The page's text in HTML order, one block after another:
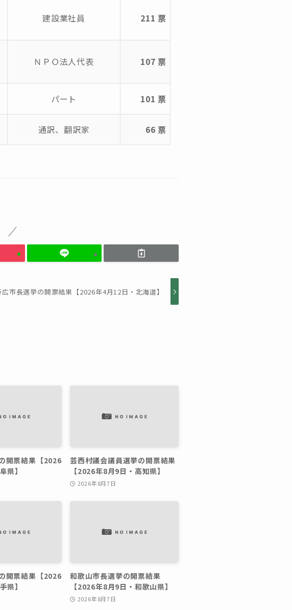
建設業社員 211 票
ＮＰＯ法人代表 107 票
パート 101 票
通訳、翻訳家 66 票
広市長選挙の開票結果【2026年4月12日・北海道】
開票結果【2026
県】
芸西村議会議員選挙の開票結果
【2026年8月9日・高知県】
2026年8月7日
開票結果【2026
県】
和歌山市長選挙の開票結果
【2026年8月9日・和歌山県】
2026年8月7日